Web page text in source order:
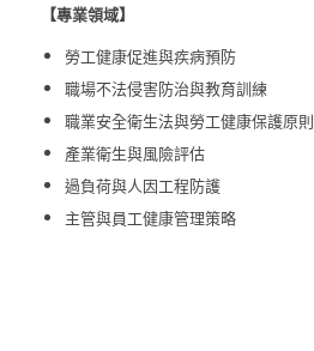
【專業領域】
勞工健康促進與疾病預防
職場不法侵害防治與教育訓練
職業安全衛生法與勞工健康保護原則
產業衛生與風險評估
過負荷與人因工程防護
主管與員工健康管理策略